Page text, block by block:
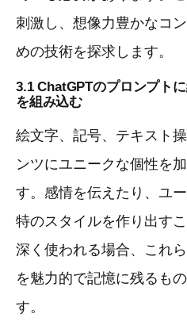
刺激し、想像力豊かなコ
めの技術を探求します。
3.1 ChatGPTのプロンプト
を組み込む
絵文字、記号、テキスト
ンツにユニークな個性を
す。感情を伝えたり、ユ
特のスタイルを作り出す
深く使われる場合、これ
を魅力的で記憶に残るも
す。